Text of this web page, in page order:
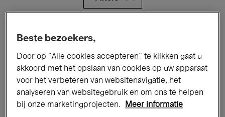
Tentoonstellingen Films
Performances Lezingen & Debatten
Klassieke Muziek Global Music
Beste bezoekers,
Door op “Alle cookies accepteren” te klikken gaat u
akkoord met het opslaan van cookies op uw apparaat
voor het verbeteren van websitenavigatie, het
analyseren van websitegebruik en om ons te helpen
bij onze marketingprojecten.
Meer informatie